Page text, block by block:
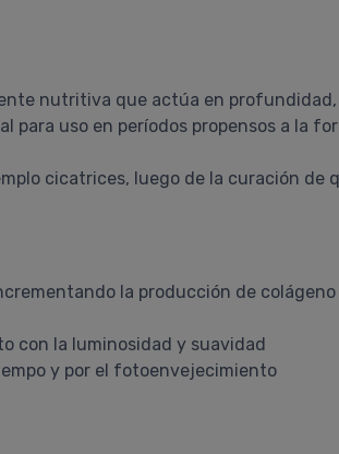
nutritiva que actúa en
para uso en períodos propensos a la
cicatrices, luego de la curación de
la producción de
con la luminosidad y suavidad
y por el fotoenvejecimiento